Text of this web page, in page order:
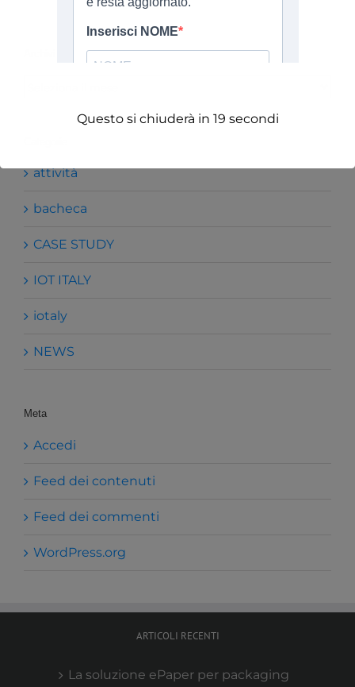
attività
bacheca
CASE STUDY
IOT ITALY
iotaly
NEWS
Meta
Accedi
Feed dei contenuti
Feed dei commenti
WordPress.org
ARTICOLI RECENTI
La soluzione ePaper per packaging
Questo si chiuderà in 19 secondi